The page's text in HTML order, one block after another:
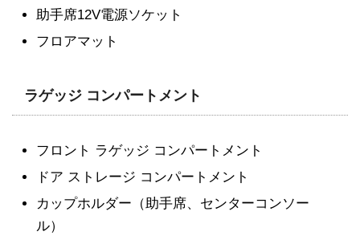
助手席12V電源ソケット
フロアマット
ラゲッジ コンパートメント
フロント ラゲッジ コンパートメント
ドア ストレージ コンパートメント
カップホルダー（助手席、センターコンソー
ル）